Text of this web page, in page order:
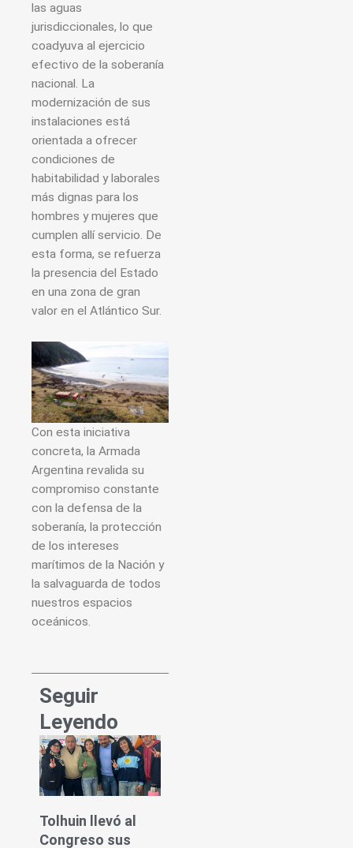
las aguas
jurisdiccionales, lo que
coadyuva al ejercicio
efectivo de la soberanía
nacional. La
modernización de sus
instalaciones está
orientada a ofrecer
condiciones de
habitabilidad y laborales
más dignas para los
hombres y mujeres que
cumplen allí servicio. De
esta forma, se refuerza
la presencia del Estado
en una zona de gran
valor en el Atlántico Sur.
Con esta iniciativa
concreta, la Armada
Argentina revalida su
compromiso constante
con la defensa de la
soberanía, la protección
de los intereses
marítimos de la Nación y
la salvaguarda de todos
nuestros espacios
oceánicos.
Seguir
Leyendo
Tolhuin llevó al
Congreso sus